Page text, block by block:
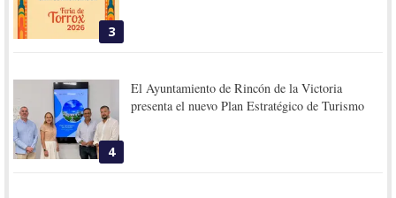
3
4
El Ayuntamiento de Rincón de la Victoria
presenta el nuevo Plan Estratégico de Turismo